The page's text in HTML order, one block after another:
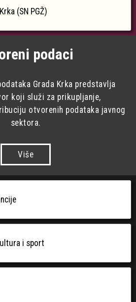
(SN PGŽ)
podaci
Grada Krka predstavlja
koji služi za prikupljanje,
otvorenih podataka javnog
sektora.
Više
i sport